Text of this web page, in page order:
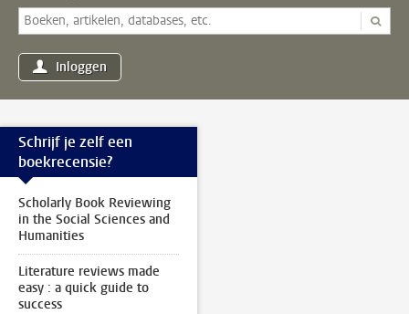
Inloggen
Schrijf je zelf een
boekrecensie?
Scholarly Book Reviewing
in the Social Sciences and
Humanities
Literature reviews made
easy : a quick guide to
success